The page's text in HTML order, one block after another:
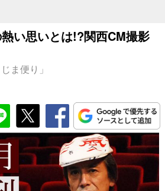
い思いとは!?関西CM撮影
ま便り」